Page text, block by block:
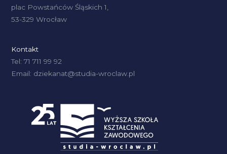
plac Powstańców Śląskich 1,
53-329 Wrocław
Kontakt
Tel: 71 711 99 92
Email: dziekanat@studia-wroclaw.pl